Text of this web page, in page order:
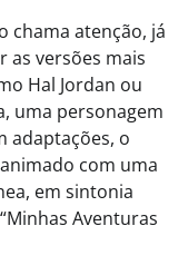
chama atenção, já
versões mais
Hal Jordan ou
uma personagem
adaptações, o
com uma
em sintonia
Aventuras